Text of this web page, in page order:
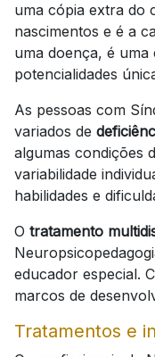
uma cópia extra do
nascimentos e é a
uma doença, é
potencialidades
As pessoas com
variados de
algumas condições
variabilidade
habilidades e
O tratamento
educador especial.
marcos de
Tratamentos e